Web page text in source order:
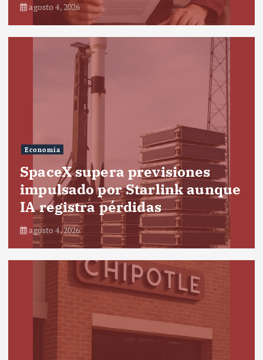
agosto 4, 2026
Economía
SpaceX supera previsiones
impulsado por Starlink aunque
IA registra pérdidas
agosto 4, 2026